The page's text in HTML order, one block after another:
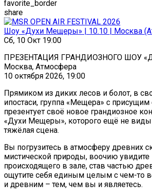
favorite_border
share
Шоу «Духи Мещеры» | 10.10 | Москва
Сб, 10 Окт 19:00
ПРЕЗЕНТАЦИЯ ГРАНДИОЗНОГО ШОУ
Москва, Атмосфера
10 октября 2026, 19:00
Прямиком из диких лесов и болот, в
ипостаси, группа «Мещера» с
презентует своё новое грандиозное
«Духи Мещеры», которого ещё не
тяжёлая сцена.
Вы погрузитесь в атмосферу древних
мистической природы, воочию
происходящего в зале, став частью
ощутите себя единым целым с чем-то
и древним – тем, чем вы и являетесь.